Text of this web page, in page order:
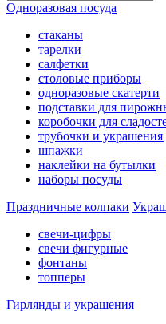
Одноразовая посуда
стаканы
тарелки
салфетки
столовые приборы
одноразовые скатерти
подставки для
коробочки для
трубочки и украшения
шпажки
наклейки на бутылки
наборы посуды
Праздничные колпаки
свечи-цифры
свечи фигурные
фонтаны
топперы
Гирлянды и украшения